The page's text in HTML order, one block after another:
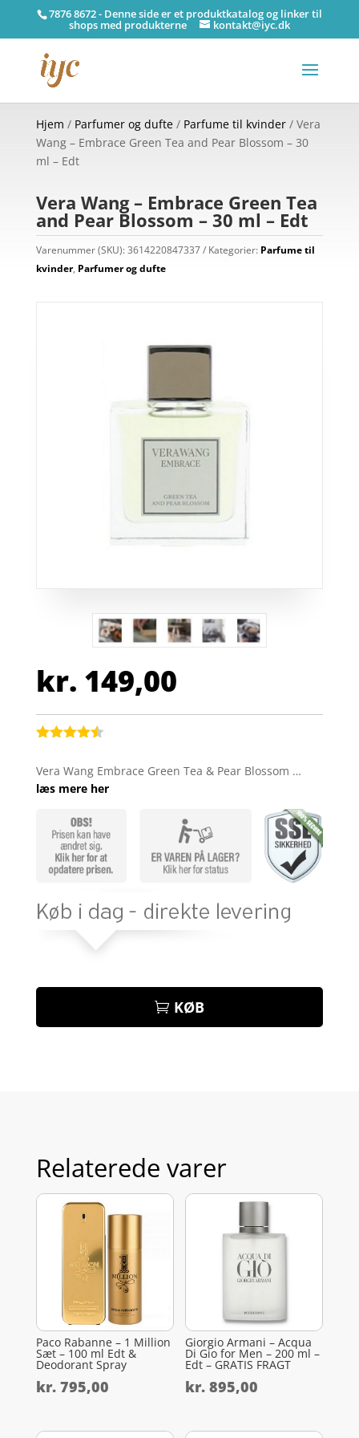
7876 8672 - Denne side er et produktkatalog og linker til
shops med produkterne kontakt@iyc.dk
Hjem / Parfumer og dufte/ Parfume til kvinder/ Vera
Wang – Embrace Green Tea and Pear Blossom – 30
ml – Edt
Vera Wang – Embrace Green Tea
and Pear Blossom – 30 ml – Edt
Varenummer (SKU):3614220847337 Kategorier: Parfume til
kvinder, Parfumer og dufte
kr. 149,00
ud af 5
baseret
mmelser
Vera Wang Embrace Green Tea & Pear Blossom …
læs mere her
KØB
Relaterede varer
Paco Rabanne – 1 Million
Sæt – 100 ml Edt &
Deodorant Spray
kr.795,00
Giorgio Armani – Acqua
Di Gio for Men – 200 ml –
Edt – GRATIS FRAGT
kr. 895,00